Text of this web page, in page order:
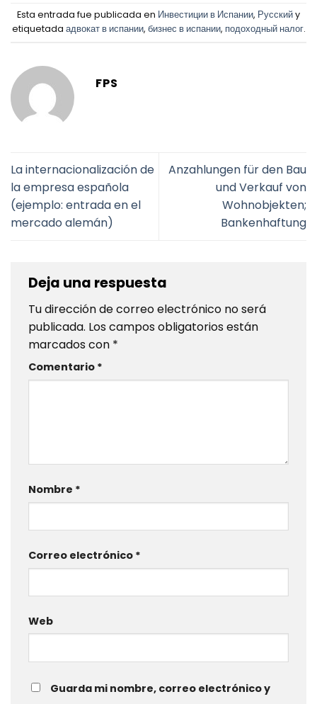
Esta entrada fue publicada en Инвестиции в Испании, Русскийy
etiquetada адвокат в испании, бизнес в испании, подоходный налог.
FPS
La internacionalización de
la empresa española
(ejemplo: entrada en el
mercado alemán)
Anzahlungen für den Bau
und Verkauf von
Wohnobjekten;
Bankenhaftung
Deja una respuesta
Tu dirección de correo electrónico no será
publicada. Los campos obligatorios están
marcados con *
Comentario *
Nombre *
Correo electrónico *
Web
Guarda mi nombre, correo electrónico y